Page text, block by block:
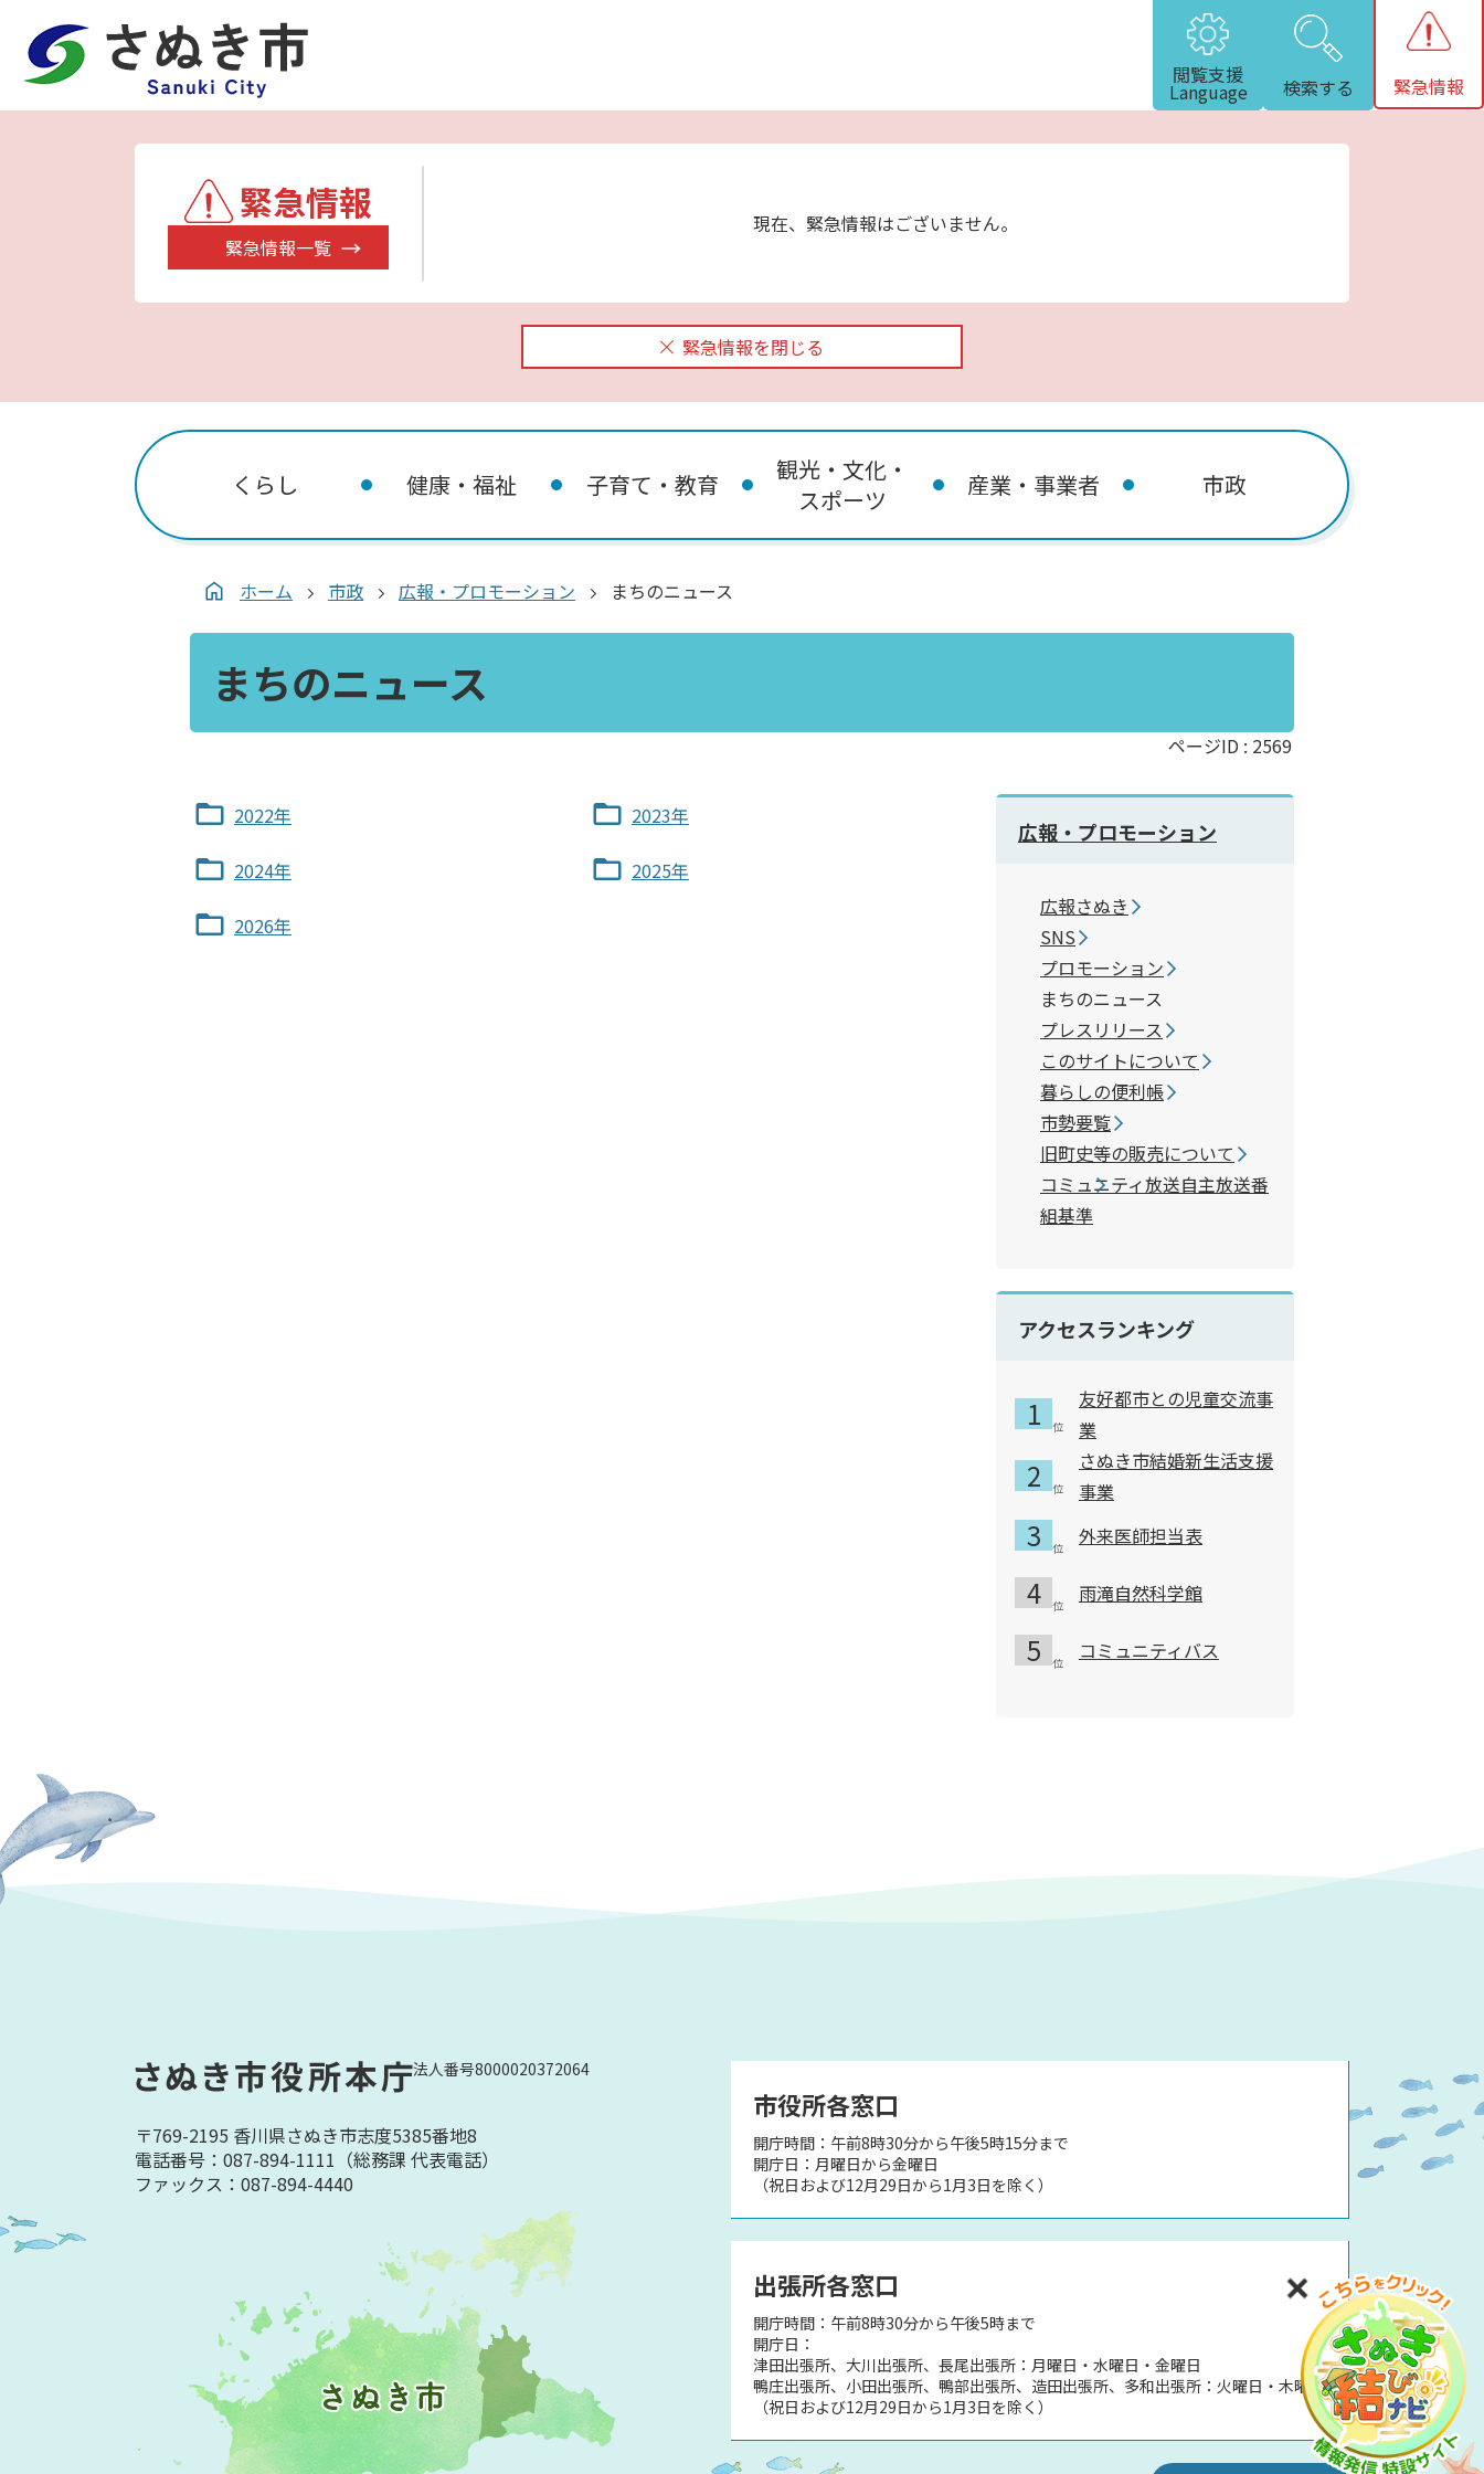
閲覧支援
Language 検索する 緊急情報
緊急情報
緊急情報一覧
現在、緊急情報はございません。
緊急情報を閉じる
くらし 健康・福祉 子育て・教育
観光・文化・
スポーツ
産業・事業者 市政
ホーム 市政 広報・プロモーション まちのニュース
まちのニュース
ページID : 2569
2022年 2023年
2024年 2025年
2026年
広報・プロモーション
広報さぬき
SNS
プロモーション
まちのニュース
プレスリリース
このサイトについて
暮らしの便利帳
市勢要覧
旧町史等の販売について
コミュニティ放送自主放送番
組基準
アクセスランキング
友好都市との児童交流事
業
さぬき市結婚新生活支援
事業
外来医師担当表
雨滝自然科学館
コミュニティバス
法人番号8000020372064
〒769-2195 香川県さぬき市志度5385番地8
電話番号：087-894-1111 （総務課 代表電話）
ファックス：087-894-4440
市役所各窓口
開庁時間：午前8時30分から午後5時15分まで
開庁日：月曜日から金曜日
（祝日および12月29日から1月3日を除く）
出張所各窓口
開庁時間：午前8時30分から午後5時まで
開庁日：
津田出張所、大川出張所、長尾出張所：月曜日・水曜日・金曜日
鴨庄出張所、小田出張所、鴨部出張所、造田出張所、多和出張所：火曜日・木曜日
（祝日および12月29日から1月3日を除く）